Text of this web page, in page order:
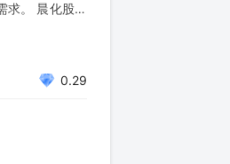
求。 晨化股份
0.29